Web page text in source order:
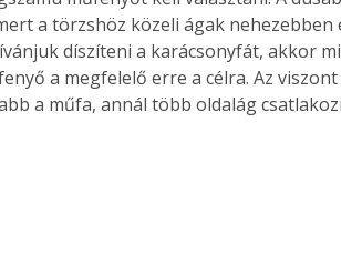
a törzshöz közeli ágak nehezebben
díszíteni a karácsonyfát, akkor
a megfelelő erre a célra. Az
a műfa, annál több oldalág